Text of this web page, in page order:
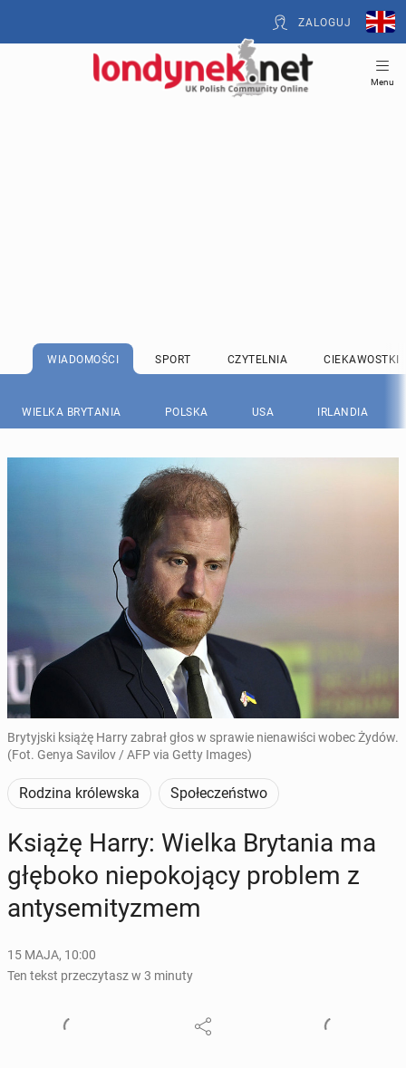
ZALOGUJ
Menu
WIADOMOŚCI SPORT CZYTELNIA CIEKAWOSTKI
WIELKA BRYTANIA POLSKA USA IRLANDIA
Brytyjski książę Harry zabrał głos w sprawie nienawiści wobec Żydów.
(Fot. Genya Savilov / AFP via Getty Images)
Rodzina królewska Społeczeństwo
Książę Harry: Wielka Bry­ta­nia ma
głęboko nie­po­ko­ją­cy problem z
an­ty­se­mi­ty­zmem
15 MAJA, 10:00
Ten tekst przeczytasz w 3 minuty